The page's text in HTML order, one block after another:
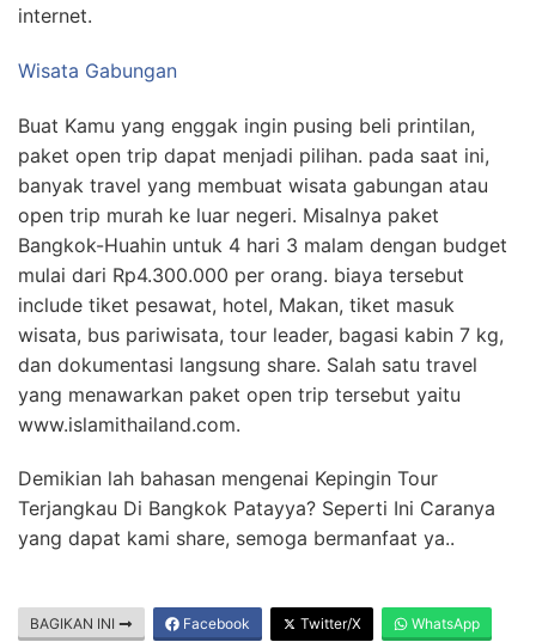
internet.
Wisata Gabungan
Buat Kamu yang enggak ingin pusing beli printilan,
paket open trip dapat menjadi pilihan. pada saat ini,
banyak travel yang membuat wisata gabungan atau
open trip murah ke luar negeri. Misalnya paket
Bangkok-Huahin untuk 4 hari 3 malam dengan budget
mulai dari Rp4.300.000 per orang. biaya tersebut
include tiket pesawat, hotel, Makan, tiket masuk
wisata, bus pariwisata, tour leader, bagasi kabin 7 kg,
dan dokumentasi langsung share. Salah satu travel
yang menawarkan paket open trip tersebut yaitu
www.islamithailand.com.
Demikian lah bahasan mengenai Kepingin Tour
Terjangkau Di Bangkok Patayya? Seperti Ini Caranya
yang dapat kami share, semoga bermanfaat ya..
BAGIKAN INI Facebook Twitter/X WhatsApp